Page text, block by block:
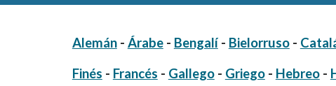
Alemán- Árabe- Bengalí- Bielorruso-
Finés - Francés - Gallego- Griego- Hebreo-